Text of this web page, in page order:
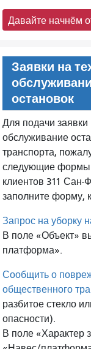
Давайте начнём
Заявки на
остановок
Для подачи заявки
обслуживание
транспорта,
следующие формы
клиентов 311 Сан-
заполните форму,
Запрос на уборку
В поле «Объект»
платформа».
Сообщить о
общественного
разбитое стекло
опасности).
В поле «Характер